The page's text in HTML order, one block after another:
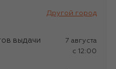
Другой город
выдачи
7 августа
c 12:00